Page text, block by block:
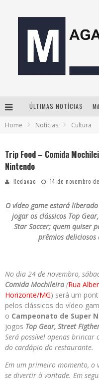
ÚLTIMAS NOTÍCIAS
Home Notícias Cultura
Trip Food – Comida
Nintendo
Redacao 14 de novembro
O vídeo game estará
jogar os clássicos Top
Star Soccer; quem quiser
prêmios
No dia 24 de novembro,
Comida Mochileira (Rua
Horizonte/MG) será um
pelos clássicos do vídeo
o Campeonato de Super
jogos Top Gear, Street
Será possível apenas
do cardápio do restaurante.
Em um primeiro momento, o
se divertir à vontade. Em